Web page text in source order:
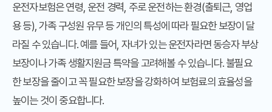
운전자보험은 연령, 운전 경력, 주로 운전하는 환경(출퇴근, 영업
용 등), 가족 구성원 유무 등 개인의 특성에 따라 필요한 보장이 달
라질 수 있습니다. 예를 들어, 자녀가 있는 운전자라면 동승자 부상
보장이나 가족 생활지원금 특약을 고려해볼 수 있습니다. 불필요
한 보장을 줄이고 꼭 필요한 보장을 강화하여 보험료의 효율성을
높이는 것이 중요합니다.